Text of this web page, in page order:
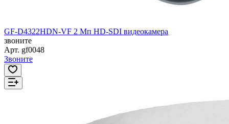
GF-D4322HDN-VF 2 Мп HD-SDI видеокамера
звоните
Арт. gf0048
Звоните